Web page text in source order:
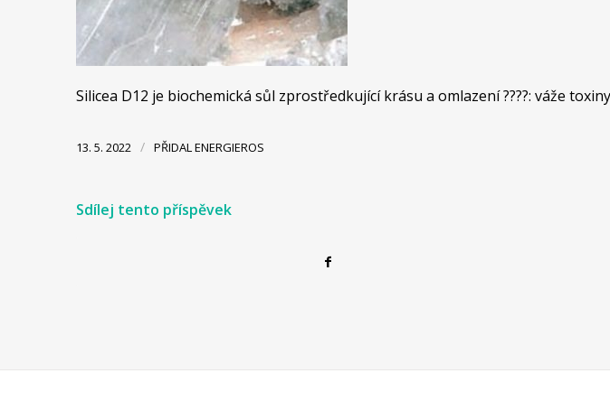
Silicea D12 je biochemická sůl zprostředkující krásu a omlazení ????: váže
13. 5. 2022 / PŘIDALENERGIEROS
Sdílej tento příspěvek